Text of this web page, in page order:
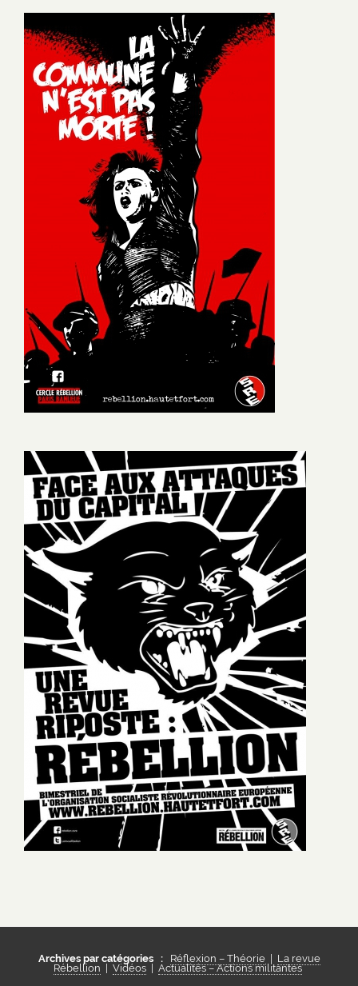
Archives par catégories : Réflexion – Théorie| La revue
Rébellion
Vidéos Actualités – Actions militantes